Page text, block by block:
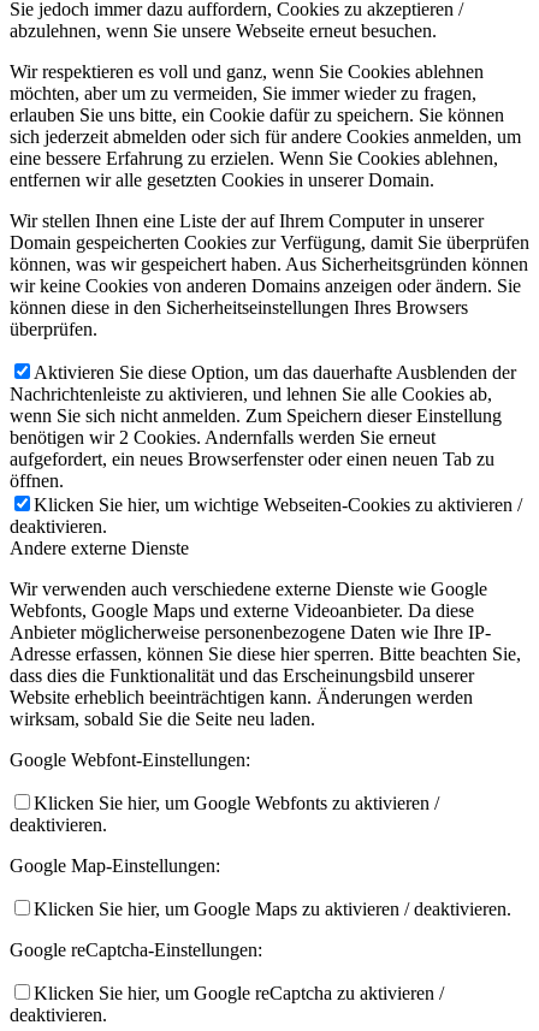
Sie jedoch immer dazu auffordern, Cookies zu akzeptieren /
abzulehnen, wenn Sie unsere Webseite erneut besuchen.
Wir respektieren es voll und ganz, wenn Sie Cookies ablehnen
möchten, aber um zu vermeiden, Sie immer wieder zu fragen,
erlauben Sie uns bitte, ein Cookie dafür zu speichern. Sie können
sich jederzeit abmelden oder sich für andere Cookies anmelden, um
eine bessere Erfahrung zu erzielen. Wenn Sie Cookies ablehnen,
entfernen wir alle gesetzten Cookies in unserer Domain.
Wir stellen Ihnen eine Liste der auf Ihrem Computer in unserer
Domain gespeicherten Cookies zur Verfügung, damit Sie überprüfen
können, was wir gespeichert haben. Aus Sicherheitsgründen können
wir keine Cookies von anderen Domains anzeigen oder ändern. Sie
können diese in den Sicherheitseinstellungen Ihres Browsers
überprüfen.
Aktivieren Sie diese Option, um das dauerhafte Ausblenden der
Nachrichtenleiste zu aktivieren, und lehnen Sie alle Cookies ab,
wenn Sie sich nicht anmelden. Zum Speichern dieser Einstellung
benötigen wir 2 Cookies. Andernfalls werden Sie erneut
aufgefordert, ein neues Browserfenster oder einen neuen Tab zu
öffnen.
Klicken Sie hier, um wichtige Webseiten-Cookies zu aktivieren /
deaktivieren.
Andere externe Dienste
Wir verwenden auch verschiedene externe Dienste wie Google
Webfonts, Google Maps und externe Videoanbieter. Da diese
Anbieter möglicherweise personenbezogene Daten wie Ihre IP-
Adresse erfassen, können Sie diese hier sperren. Bitte beachten Sie,
dass dies die Funktionalität und das Erscheinungsbild unserer
Website erheblich beeinträchtigen kann. Änderungen werden
wirksam, sobald Sie die Seite neu laden.
Google Webfont-Einstellungen:
Klicken Sie hier, um Google Webfonts zu aktivieren /
deaktivieren.
Google Map-Einstellungen:
Klicken Sie hier, um Google Maps zu aktivieren / deaktivieren.
Google reCaptcha-Einstellungen:
Klicken Sie hier, um Google reCaptcha zu aktivieren /
deaktivieren.